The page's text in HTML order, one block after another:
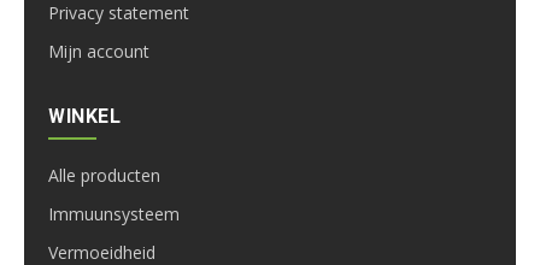
Privacy statement
Mijn account
WINKEL
Alle producten
Immuunsysteem
Vermoeidheid